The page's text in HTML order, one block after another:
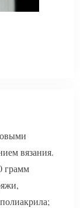
вязания.
грамм